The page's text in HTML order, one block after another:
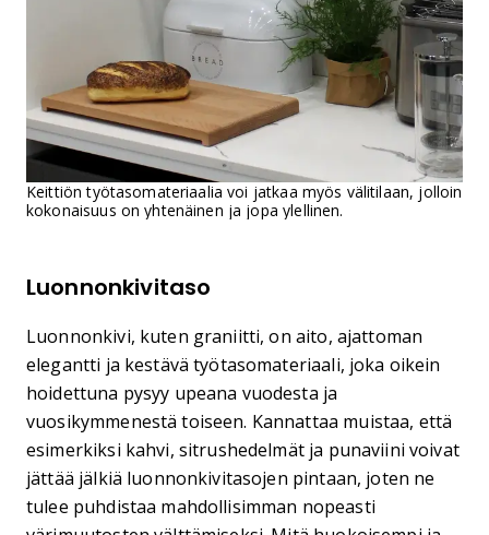
Keittiön työtasomateriaalia voi jatkaa myös välitilaan, jolloin
kokonaisuus on yhtenäinen ja jopa ylellinen.
Luonnonkivitaso
Luonnonkivi, kuten graniitti, on aito, ajattoman
elegantti ja kestävä työtasomateriaali, joka oikein
hoidettuna pysyy upeana vuodesta ja
vuosikymmenestä toiseen. Kannattaa muistaa, että
esimerkiksi kahvi, sitrushedelmät ja punaviini voivat
jättää jälkiä luonnonkivitasojen pintaan, joten ne
tulee puhdistaa mahdollisimman nopeasti